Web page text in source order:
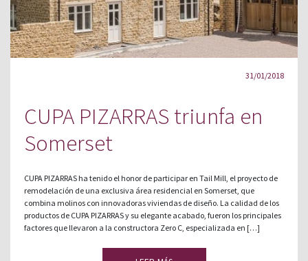
31/01/2018
CUPA PIZARRAS triunfa en
Somerset
CUPA PIZARRAS ha tenido el honor de participar en Tail Mill, el proyecto de
remodelación de una exclusiva área residencial en Somerset, que
combina molinos con innovadoras viviendas de diseño. La calidad de los
productos de CUPA PIZARRAS y su elegante acabado, fueron los principales
factores que llevaron a la constructora Zero C, especializada en […]